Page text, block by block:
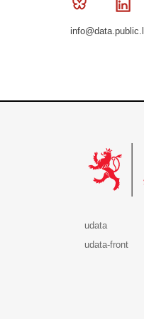
Bluesky
udata
udata-front